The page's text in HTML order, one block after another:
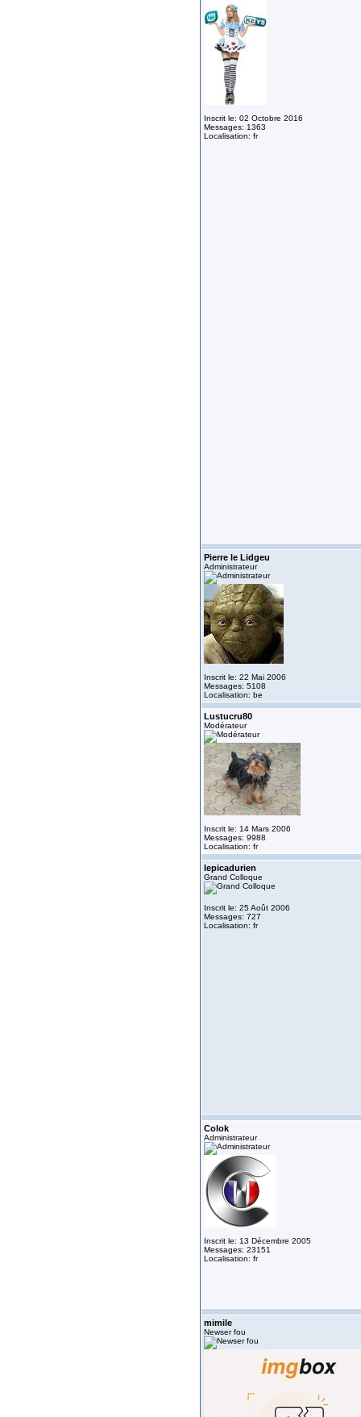
Inscrit le: 02 Octobre 2016
Messages: 1363
Localisation: fr
Pierre le Lidgeu
Administrateur
Inscrit le: 22 Mai 2006
Messages: 5108
Localisation: be
Lustucru80
Modérateur
Inscrit le: 14 Mars 2006
Messages: 9988
Localisation: fr
lepicadurien
Grand Colloque
Inscrit le: 25 Août 2006
Messages: 727
Localisation: fr
Colok
Administrateur
Inscrit le: 13 Décembre 2005
Messages: 23151
Localisation: fr
mimile
Newser fou